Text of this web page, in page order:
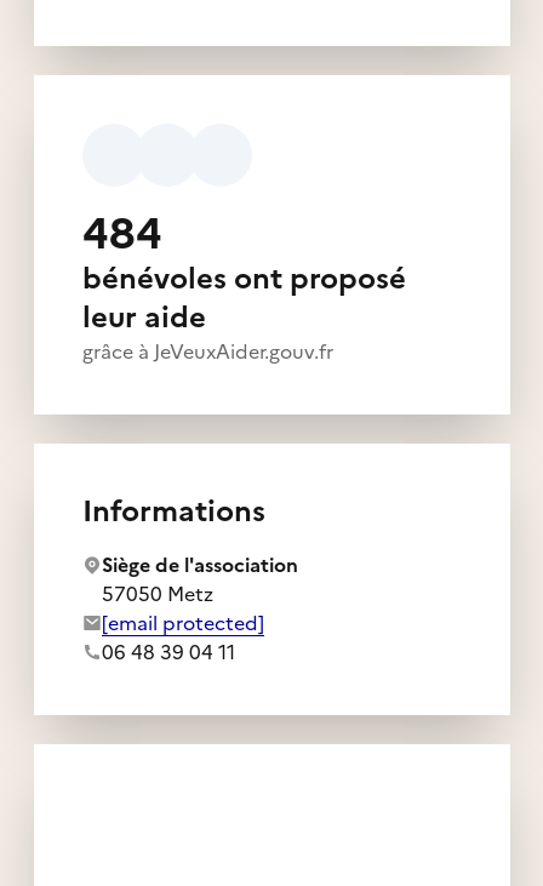
484
bénévoles ont proposé
leur aide
grâce à JeVeuxAider.gouv.fr
Informations
Siège de l'association
57050 Metz
Adresse e-mail de l'association :
[email protected]
Numéro de téléphone de l'association :
06 48 39 04 11